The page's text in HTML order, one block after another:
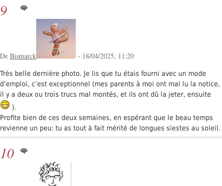
9
De Bismarck - 18/04/2025, 11:20
Très belle dernière photo. Je lis que tu étais fourni avec un mode
d’emploi, c’est exceptionnel (mes parents à moi ont mal lu la notice,
il y a deux ou trois trucs mal montés, et ils ont dû la jeter, ensuite
).
Profite bien de ces deux semaines, en espérant que le beau temps
revienne un peu: tu as tout à fait mérité de longues siestes au soleil.
10